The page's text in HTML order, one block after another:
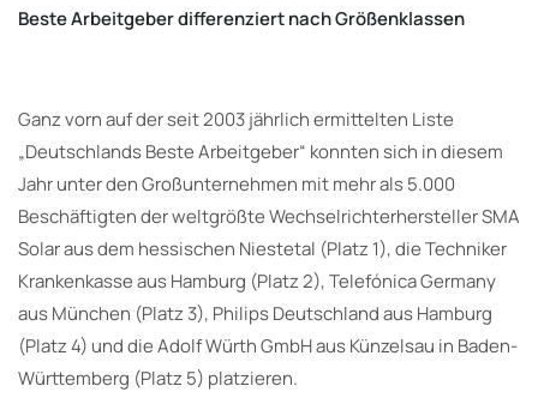
Beste Arbeitgeber differenziert nach Größenklassen
Ganz vorn auf der seit 2003 jährlich ermittelten Liste
„Deutschlands Beste Arbeitgeber“ konnten sich in diesem
Jahr unter den Großunternehmen mit mehr als 5.000
Beschäftigten der weltgrößte Wechselrichterhersteller SMA
Solar aus dem hessischen Niestetal (Platz 1), die Techniker
Krankenkasse aus Hamburg (Platz 2), Telefónica Germany
aus München (Platz 3), Philips Deutschland aus Hamburg
(Platz 4) und die Adolf Würth GmbH aus Künzelsau in Baden-
Württemberg (Platz 5) platzieren.